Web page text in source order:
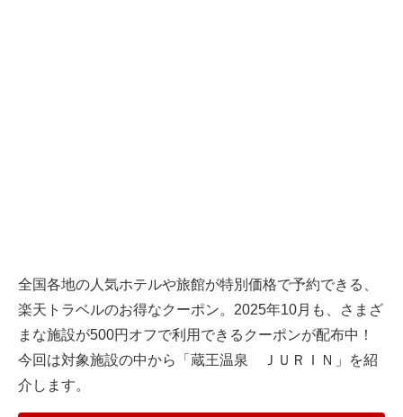
全国各地の人気ホテルや旅館が特別価格で予約できる、
楽天トラベルのお得なクーポン。2025年10月も、さまざ
まな施設が500円オフで利用できるクーポンが配布中！
今回は対象施設の中から「蔵王温泉 ＪＵＲＩＮ」を紹
介します。